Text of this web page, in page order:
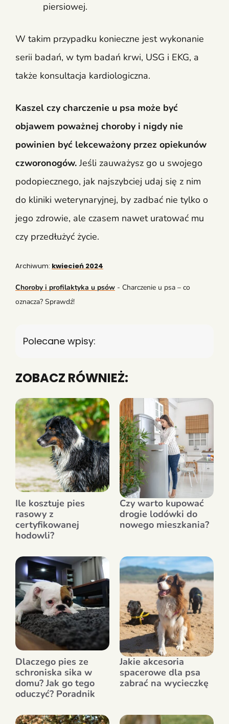
piersiowej.
W takim przypadku konieczne jest wykonanie
serii badań, w tym badań krwi, USG i EKG, a
także konsultacja kardiologiczna.
Kaszel czy charczenie u psa może być
objawem poważnej choroby i nigdy nie
powinien być lekceważony przez opiekunów
czworonogów.Jeśli zauważysz go u swojego
podopiecznego, jak najszybciej udaj się z nim
do kliniki weterynaryjnej, by zadbać nie tylko o
jego zdrowie, ale czasem nawet uratować mu
czy przedłużyć życie.
Archiwum: kwiecień 2024
Choroby i profilaktyka u psów - Charczenie u psa – co
oznacza? Sprawdź!
Polecane wpisy:
ZOBACZ RÓWNIEŻ:
Ile kosztuje pies
rasowy z
certyfikowanej
hodowli?
Czy warto kupować
drogie lodówki do
nowego mieszkania?
Dlaczego pies ze
schroniska sika w
domu? Jak go tego
oduczyć? Poradnik
Jakie akcesoria
spacerowe dla psa
zabrać na wycieczkę